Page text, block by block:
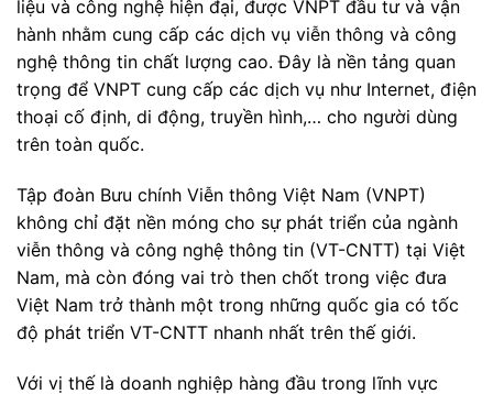
liệu và công nghệ hiện đại, được VNPT đầu tư và vận
hành nhằm cung cấp các dịch vụ viễn thông và công
nghệ thông tin chất lượng cao. Đây là nền tảng quan
trọng để VNPT cung cấp các dịch vụ như Internet, điện
thoại cố định, di động, truyền hình,… cho người dùng
trên toàn quốc.
Tập đoàn Bưu chính Viễn thông Việt Nam (VNPT)
không chỉ đặt nền móng cho sự phát triển của ngành
viễn thông và công nghệ thông tin (VT-CNTT) tại Việt
Nam, mà còn đóng vai trò then chốt trong việc đưa
Việt Nam trở thành một trong những quốc gia có tốc
độ phát triển VT-CNTT nhanh nhất trên thế giới.
Với vị thế là doanh nghiệp hàng đầu trong lĩnh vực